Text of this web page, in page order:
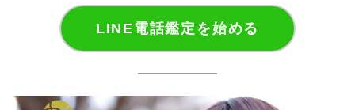
LINE電話鑑定を始める